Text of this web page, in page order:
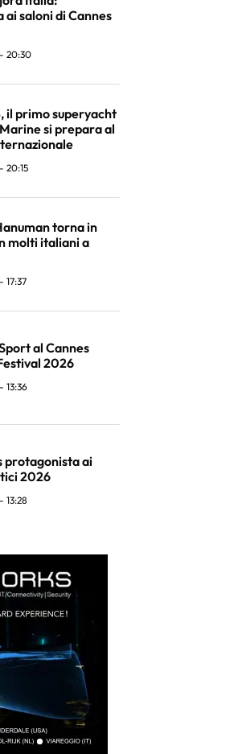
saloni di Cannes
20:30
il primo superyacht
si prepara al
20:15
torna in
molti italiani a
al Cannes
2026
protagonista ai
2026